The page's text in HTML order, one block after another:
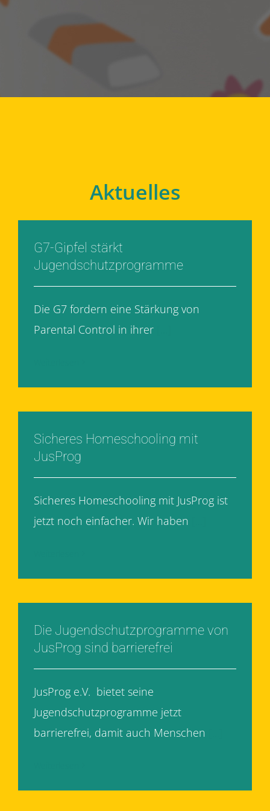
Aktuelles
G7-Gipfel stärkt
Jugendschutzprogramme
Die G7 fordern eine Stärkung von
Parental Control in ihrer
Sicheres Homeschooling mit
JusProg
Sicheres Homeschooling mit JusProg ist
jetzt noch einfacher. Wir haben
Die Jugendschutzprogramme von
JusProg sind barrierefrei
JusProg e.V. bietet seine
Jugendschutzprogramme jetzt
barrierefrei, damit auch Menschen